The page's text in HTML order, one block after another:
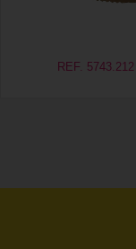
REF. 5743.212